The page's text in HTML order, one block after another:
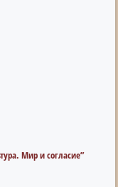
Мир и согласие”